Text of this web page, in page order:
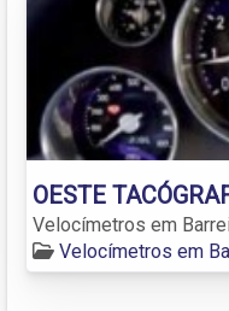
OESTE
Velocímetros em
Velocímetros em